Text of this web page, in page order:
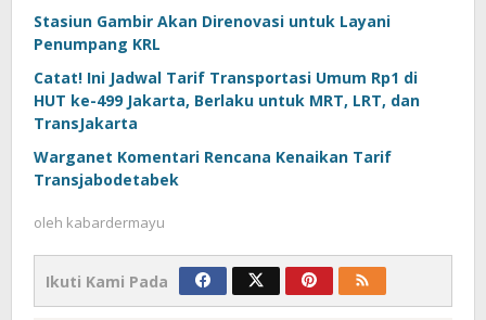
Stasiun Gambir Akan Direnovasi untuk Layani
Penumpang KRL
Catat! Ini Jadwal Tarif Transportasi Umum Rp1 di
HUT ke-499 Jakarta, Berlaku untuk MRT, LRT, dan
TransJakarta
Warganet Komentari Rencana Kenaikan Tarif
Transjabodetabek
oleh kabardermayu
Ikuti Kami Pada